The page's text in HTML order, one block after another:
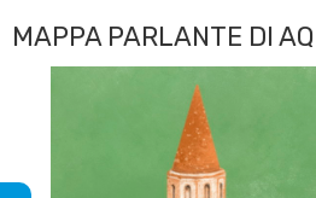
MAPPA PARLANTE DI